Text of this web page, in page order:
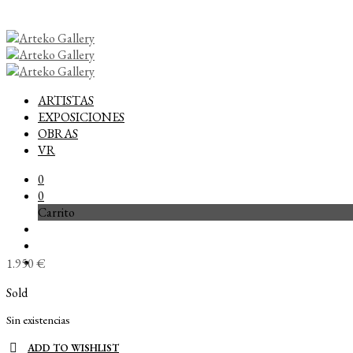
ARTISTAS
EXPOSICIONES
OBRAS
VR
0
0
Carrito
1.950€
Sold
Sin existencias
ADD TO WISHLIST